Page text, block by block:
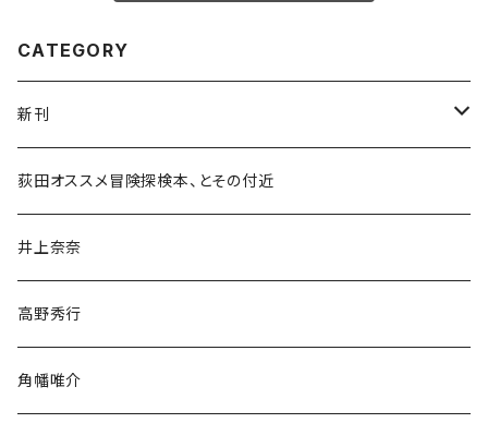
CATEGORY
新刊
和書
文学・小説・物語
随筆・ノンフィクション・その他
荻田オススメ冒険探検本、とその付近
井上奈奈
高野秀行
角幡唯介